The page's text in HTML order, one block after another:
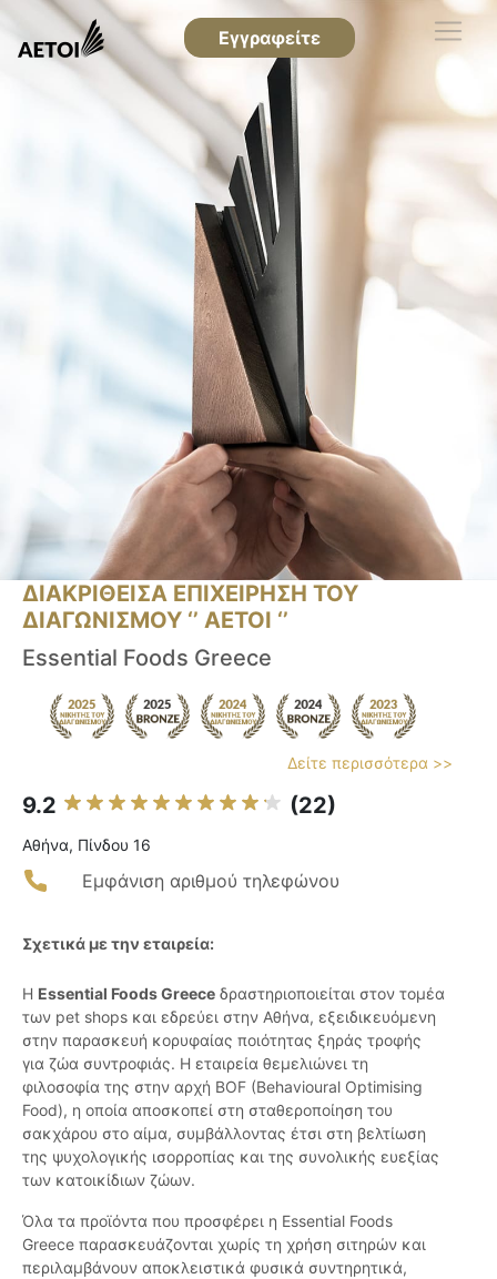
Εγγραφείτε
ΔΙΑΚΡΙΘΕΙΣΑ ΕΠΙΧΕΙΡΗΣΗ ΤΟΥ
ΔΙΑΓΩΝΙΣΜΟΥ ‘’ ΑΕΤΟΙ ‘’
Essential Foods Greece
Δείτε περισσότερα >>
9.2 (22)
Αθήνα, Πίνδου 16
Εμφάνιση αριθμού τηλεφώνου
Σχετικά με την εταιρεία:
Η Essential Foods Greece δραστηριοποιείται στον τομέα
των pet shops και εδρεύει στην Αθήνα, εξειδικευόμενη
στην παρασκευή κορυφαίας ποιότητας ξηράς τροφής
για ζώα συντροφιάς. Η εταιρεία θεμελιώνει τη
φιλοσοφία της στην αρχή BOF (Behavioural Optimising
Food), η οποία αποσκοπεί στη σταθεροποίηση του
σακχάρου στο αίμα, συμβάλλοντας έτσι στη βελτίωση
της ψυχολογικής ισορροπίας και της συνολικής ευεξίας
των κατοικίδιων ζώων.
Όλα τα προϊόντα που προσφέρει η Essential Foods
Greece παρασκευάζονται χωρίς τη χρήση σιτηρών και
περιλαμβάνουν αποκλειστικά φυσικά συντηρητικά,